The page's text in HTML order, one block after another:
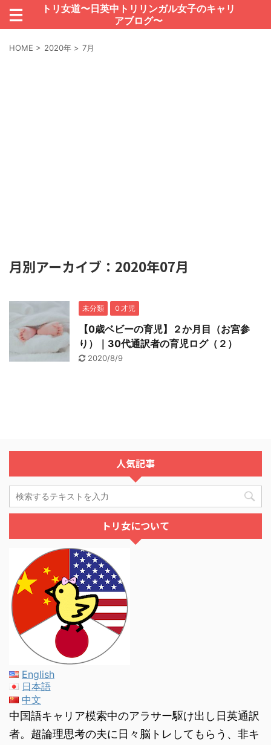
トリ女道〜日英中トリリンガル女子のキャリ
アブログ〜
HOME > 2020年 > 7月
月別アーカイブ：2020年07月
未分類 ０才児
【0歳ベビーの育児】２か月目（お宮参
り）｜30代通訳者の育児ログ（２）
2020/8/9
人気記事
トリ女について
English
日本語
中文
中国語キャリア模索中のアラサー駆け出し日英通訳
者。超論理思考の夫に日々脳トレしてもらう、非キ